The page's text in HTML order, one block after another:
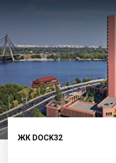
ЖК DOCK32